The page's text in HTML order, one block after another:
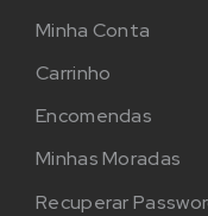
Minha Conta
Carrinho
Encomendas
Minhas Moradas
Recuperar